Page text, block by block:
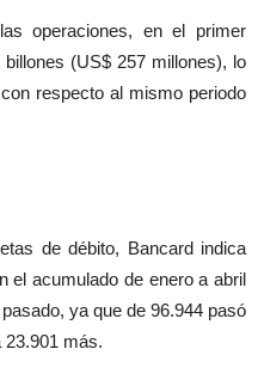
operaciones, en el primer
(US$ 257 millones), lo
respecto al mismo periodo
de débito, Bancard indica
el acumulado de enero a abril
ya que de 96.944 pasó
23.901 más.